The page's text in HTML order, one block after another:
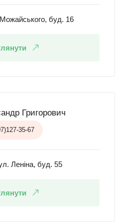
буд. 16
Григорович
35-67
Леніна, буд. 55